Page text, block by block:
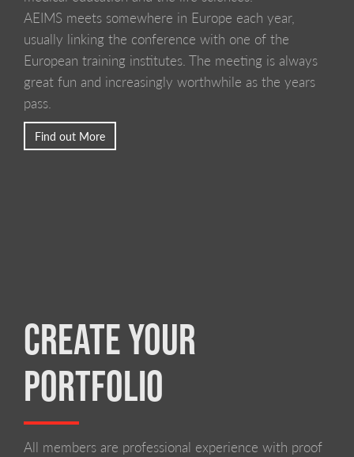
AEIMS meets somewhere in Europe each year,
usually linking the conference with one of the
European training institutes. The meeting is always
great fun and increasingly worthwhile as the years
pass.
Find out More
CREATE YOUR
PORTFOLIO
All members are professional experience with proof